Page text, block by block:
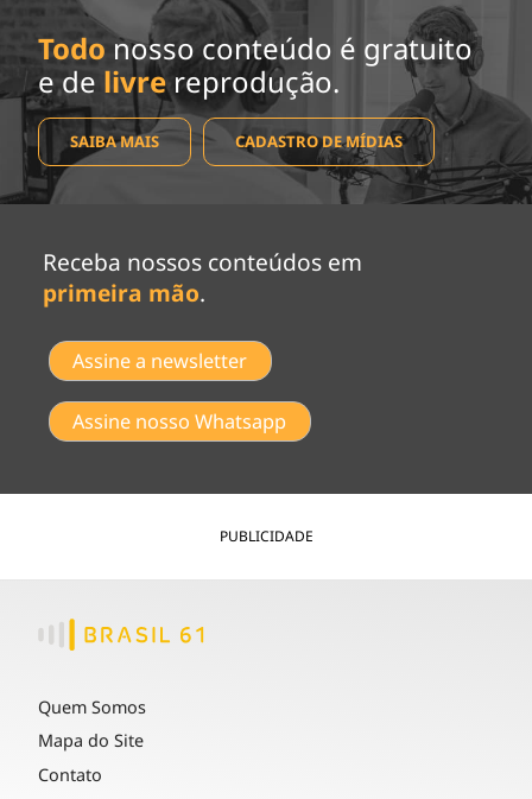
Todo nosso conteúdo é gratuito
e de livrereprodução.
SAIBA MAIS CADASTRO DE MÍDIAS
Receba nossos conteúdos em
primeira mão.
Assine a newsletter
Assine nosso Whatsapp
PUBLICIDADE
Quem Somos
Mapa do Site
Contato